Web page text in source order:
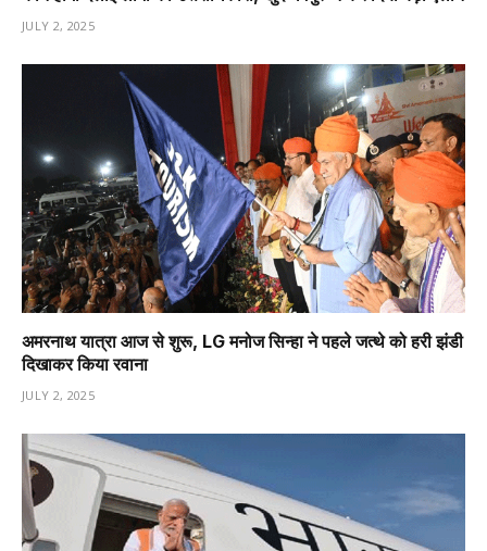
JULY 2, 2025
अमरनाथ यात्रा आज से शुरू, LG मनोज सिन्हा ने पहले जत्थे को हरी झंडी
दिखाकर किया रवाना
JULY 2, 2025